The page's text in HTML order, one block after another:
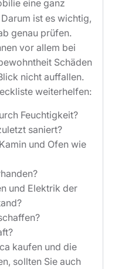
eine ganz
ist es wichtig,
genau prüfen.
vor allem bei
Schäden
nicht auffallen.
weiterhelfen:
Feuchtigkeit?
saniert?
und Ofen wie
und Elektrik der
kaufen und die
sollten Sie auch